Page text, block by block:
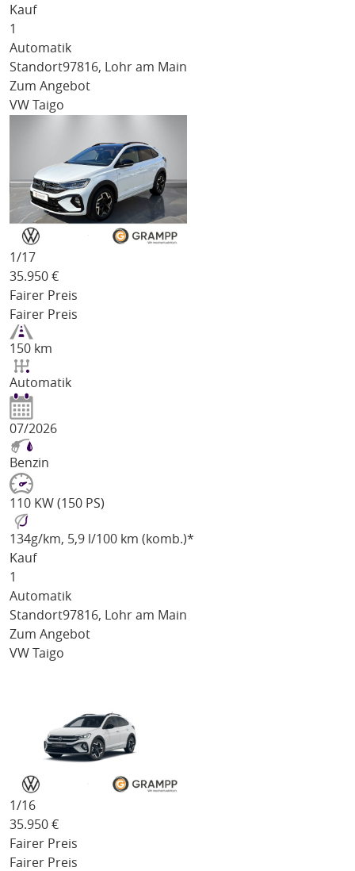
Kauf
1
Automatik
Standort97816, Lohr am Main
Zum Angebot
VW Taigo
1/17
35.950 €
Fairer Preis
Fairer Preis
150 km
Automatik
07/2026
Benzin
110 KW (150 PS)
134g/km, 5,9 l/100 km (komb.)*
Kauf
1
Automatik
Standort97816, Lohr am Main
Zum Angebot
VW Taigo
1/16
35.950 €
Fairer Preis
Fairer Preis